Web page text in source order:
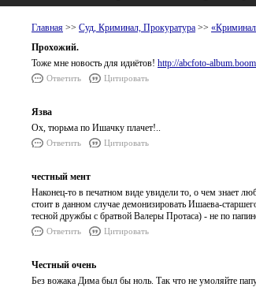
Главная >> Суд, Криминал, Прокуратура >>
Прохожий.
Тоже мне новость для идиётов! http://abcfoto-
Ответить Цитировать
Язва
Ох, тюрьма по Ишачку плачет!..
Ответить Цитировать
честный мент
Наконец-то в печатном виде увидели то, о чем знает
стоит в данном случае демонизировать Ишаева-
тесной дружбы с братвой Валеры Протаса) - не по
Ответить Цитировать
Честный очень
Без вожака Дима был бы ноль. Так что не умоляйте